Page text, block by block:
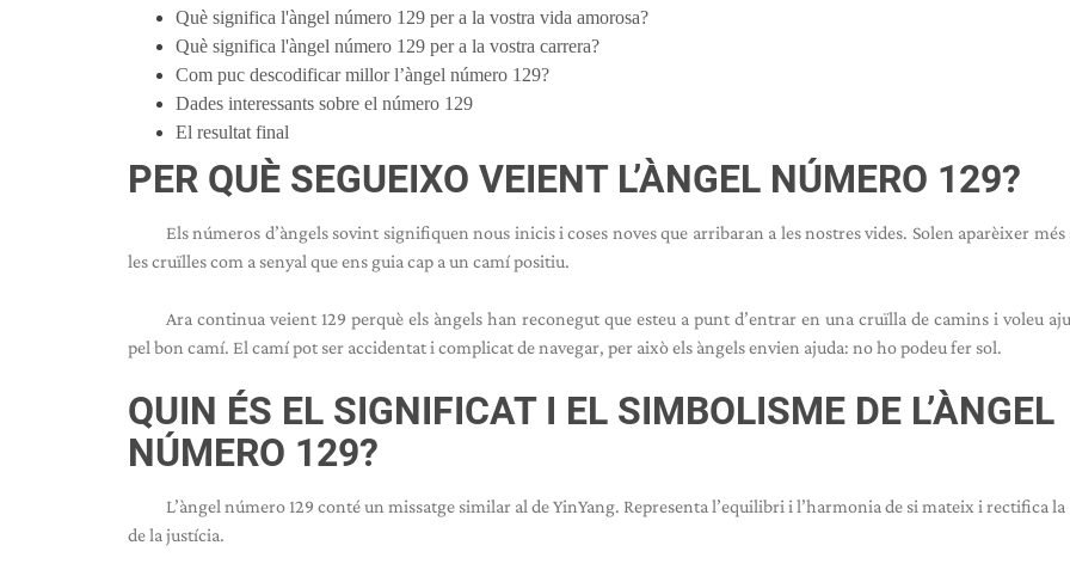
Què significa l'àngel número 129 per a la vostra vida amorosa?
Què significa l'àngel número 129 per a la vostra carrera?
Com puc descodificar millor l’àngel número 129?
Dades interessants sobre el número 129
El resultat final
PER QUÈ SEGUEIXO VEIENT L’ÀNGEL NÚMERO 129?
Els números d’àngels sovint signifiquen nous inicis i coses noves que arribaran a les nostres vides. Solen aparèixer més
les cruïlles com a senyal que ens guia cap a un camí positiu.
Ara continua veient 129 perquè els àngels han reconegut que esteu a punt d’entrar en una cruïlla de camins i voleu
pel bon camí. El camí pot ser accidentat i complicat de navegar, per això els àngels envien ajuda: no ho podeu fer sol.
QUIN ÉS EL SIGNIFICAT I EL SIMBOLISME DE L’ÀNGEL
NÚMERO 129?
L’àngel número 129 conté un missatge similar al de YinYang. Representa l’equilibri i l’harmonia de si mateix i rectifica la
de la justícia.